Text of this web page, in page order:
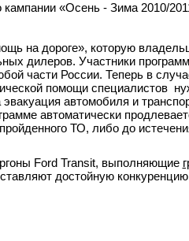
«Осень - Зима 2010/
на дороге», которую
дилеров. Участники
части России. Теперь в
помощи специалистов
автомобиля и
автоматически
ТО, либо до
Ford Transit, выполняющие
достойную конкуренцию